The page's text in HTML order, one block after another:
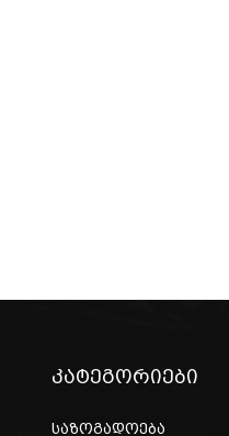
კატეგორიები
საზოგადოება